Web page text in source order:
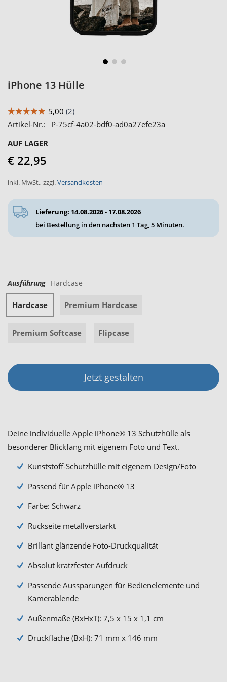
iPhone 13 Hülle
Artikel-Nr.
P-75cf-4a02-bdf0-ad0a27efe23a
AUF LAGER
€ 22,95
inkl. MwSt.,zzgl.Versandkosten
Lieferung: 14.08.2026 - 17.08.2026
bei Bestellung in den nächsten 1 Tag, 5 Minuten.
Ausführung Hardcase
Hardcase Premium Hardcase
Premium Softcase Flipcase
Jetzt gestalten
Deine individuelle Apple iPhone® 13 Schutzhülle als
besonderer Blickfang mit eigenem Foto und Text.
Kunststoff-Schutzhülle mit eigenem Design/Foto
Passend für Apple iPhone® 13
Farbe: Schwarz
Rückseite metallverstärkt
Brillant glänzende Foto-Druckqualität
Absolut kratzfester Aufdruck
Passende Aussparungen für Bedienelemente und
Kamerablende
Außenmaße (BxHxT): 7,5 x 15 x 1,1 cm
Druckfläche (BxH): 71 mm x 146 mm
to
beginning
of
the
gallery